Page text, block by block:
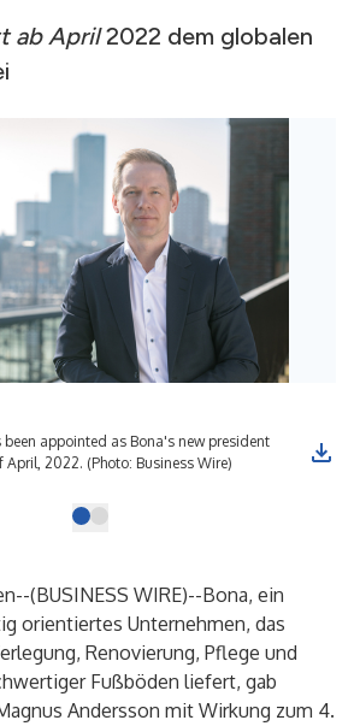
ab April2022 dem globalen
appointed as Bona's new president
April, 2022. (Photo: Business Wire)
(BUSINESS WIRE)--Bona, ein
orientiertes Unternehmen, das
Renovierung, Pflege und
Fußböden liefert, gab
Andersson mit Wirkung zum 4.